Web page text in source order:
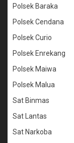
Polsek Baraka
Polsek Cendana
Polsek Curio
Polsek Enrekang
Polsek Maiwa
Polsek Malua
Sat Binmas
Sat Lantas
Sat Narkoba